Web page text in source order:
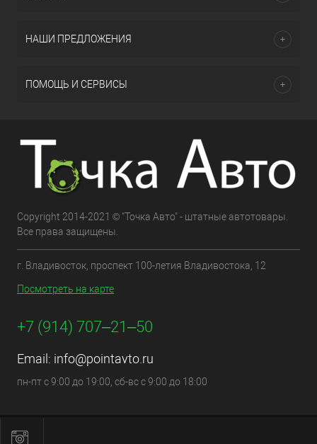
НАШИ ПРЕДЛОЖЕНИЯ
ПОМОЩЬ И СЕРВИСЫ
Copyright 2014-2021 © "Точка Авто" - штатные автотовары.
Все права защищены.
г. Владивосток, проспект 100-летия Владивостока, 12
Посмотреть на карте
+7 (914) 707‒21‒50
Email: info@pointavto.ru
пн-пт с 9:00 до 19:00, сб-вс с 9:00 до 18:00